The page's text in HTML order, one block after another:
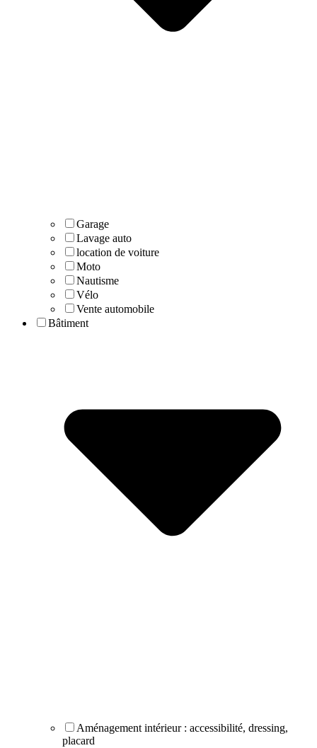
Garage
Lavage auto
location de voiture
Moto
Nautisme
Vélo
Vente automobile
Bâtiment
Aménagement intérieur : accessibilité, dressing,
placard